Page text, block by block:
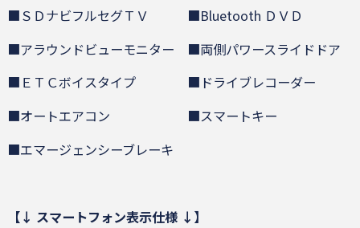
■ＳＤナビフルセグＴＶ ■Bluetooth ＤＶＤ
■アラウンドビューモニター ■両側パワースライドドア
■ＥＴＣボイスタイプ ■ドライブレコーダー
■オートエアコン ■スマートキー
■エマージェンシーブレーキ
【↓ スマートフォン表示仕様 ↓】